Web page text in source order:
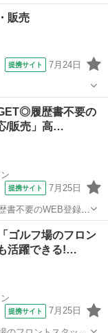
！山梨県南都留郡
弊
販売
提携サイト 7月24日
寄
ルシ...履歴書不要の
/販売」高…
提携サイト 7月25日
書不要のWEB登録
・しなの)周辺！20代
ゴルフ場のフロン
活躍できる!…
提携サイト 7月25日